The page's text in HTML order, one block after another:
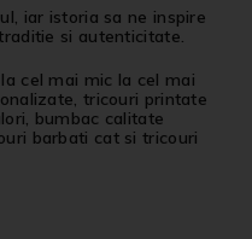
iar istoria sa ne inspire
si autenticitate.
cel mai mic la cel mai
tricouri printate
bumbac calitate
barbati cat si tricouri